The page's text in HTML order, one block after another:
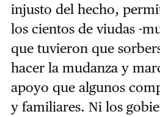
injusto del hecho,
los cientos de viudas -
que tuvieron que
hacer la mudanza y
apoyo que algunos
y familiares. Ni los